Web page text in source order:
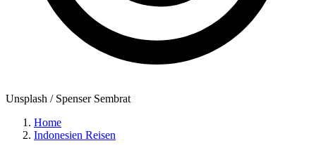
Unsplash / Spenser Sembrat
Home
Indonesien Reisen